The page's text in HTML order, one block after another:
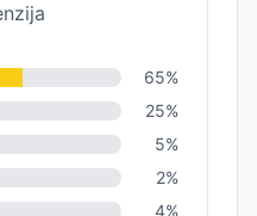
65%
25%
5%
2%
4%